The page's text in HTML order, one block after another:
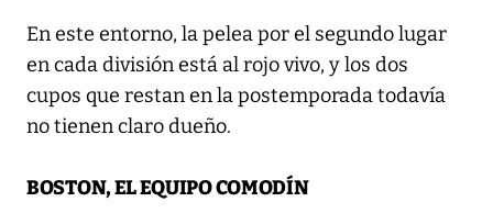
En este entorno, la pelea por el segundo lugar
en cada división está al rojo vivo, y los dos
cupos que restan en la postemporada todavía
no tienen claro dueño.
BOSTON, EL EQUIPO COMODÍN